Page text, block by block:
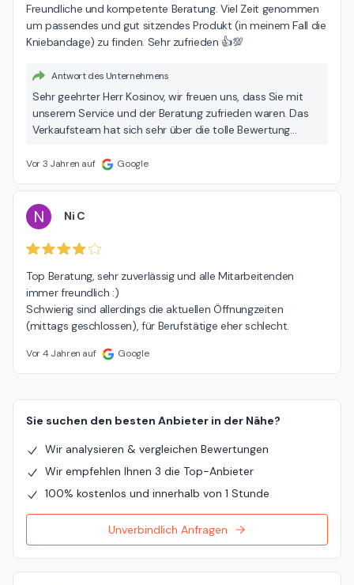
Freundliche und kompetente Beratung. Viel Zeit genommen
um passendes und gut sitzendes Produkt (in meinem Fall die
Kniebandage) zu finden. Sehr zufrieden 👍💯
Antwort des Unternehmens
Sehr geehrter Herr Kosinov, wir freuen uns, dass Sie mit
unserem Service und der Beratung zufrieden waren. Das
Verkaufsteam hat sich sehr über die tolle Bewertung
Vor 3 Jahren auf Google
N Ni C
Top Beratung, sehr zuverlässig und alle Mitarbeitenden
immer freundlich :)
Schwierig sind allerdings die aktuellen Öffnungzeiten
(mittags geschlossen), für Berufstätige eher schlecht.
Vor 4 Jahren auf Google
Sie suchen den besten Anbieter in der Nähe?
Wir analysieren & vergleichen Bewertungen
Wir empfehlen Ihnen 3 die Top-Anbieter
100% kostenlos und innerhalb von 1 Stunde
Unverbindlich Anfragen